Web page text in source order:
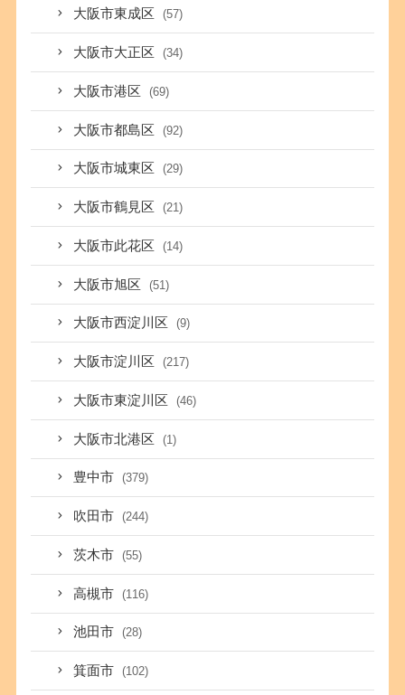
大阪市東成区 (57)
大阪市大正区 (34)
大阪市港区 (69)
大阪市都島区 (92)
大阪市城東区 (29)
大阪市鶴見区 (21)
大阪市此花区 (14)
大阪市旭区 (51)
大阪市西淀川区 (9)
大阪市淀川区 (217)
大阪市東淀川区 (46)
大阪市北港区 (1)
豊中市 (379)
吹田市 (244)
茨木市 (55)
高槻市 (116)
池田市 (28)
箕面市 (102)